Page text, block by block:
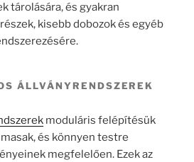
tárolására, és gyakran
kisebb dobozok és egyéb
ÁLLVÁNYRENDSZEREK
moduláris felépítésük
és könnyen testre
megfelelően. Ezek az